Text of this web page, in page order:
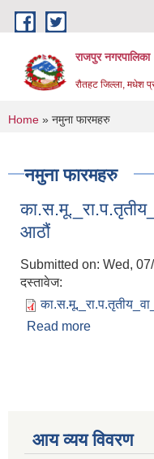
Skip to main content
राजपुर नगरपालिका
रौतहट जिल्ला, मधेश
You are here
Home » नमुना फारमहरु
नमुना फारमहरु
आठौं
Submitted on: Wed,
दस्तावेज:
Read more
आय व्यय विवरण